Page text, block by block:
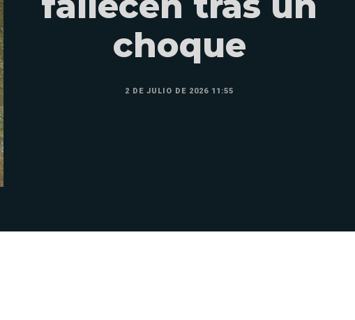
choque
2 DE JULIO DE 2026 11:55